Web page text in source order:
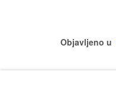
Objavljeno u